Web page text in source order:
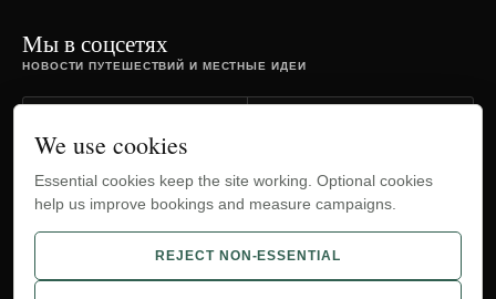
Мы в соцсетях
НОВОСТИ ПУТЕШЕСТВИЙ И МЕСТНЫЕ ИДЕИ
TripAdvisor YouTube
WhatsApp
We use cookies
Essential cookies keep the site working. Optional cookies
help us improve bookings and measure campaigns.
REJECT NON-ESSENTIAL